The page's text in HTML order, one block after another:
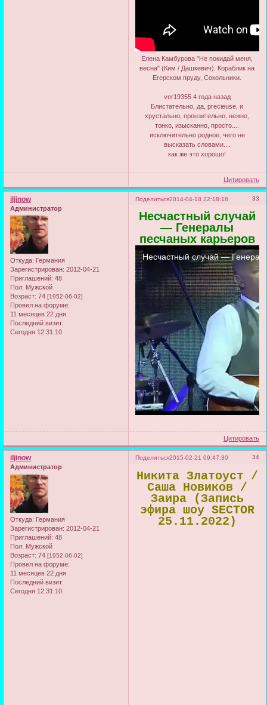
Елена Камбурова "Не покидай меня,
весна" (Ким / Дашкевич). Кораблик на
Егерском пруду, Сокольники.
ver19355 4 года назад
Блистательно, да, precieuse, и
хрустально, пронзительно, нежно,
тонко, изысканно, просто....
исключительно родное, чего не
высказать словами....
как же это хорошо!
Цитировать
Поделиться 33
2014-04-18 22:18:18
iljinow
Администратор
Откуда: Германия
Зарегистрирован: 2012-04-21
Приглашений: 48
Пол: Мужской
Возраст: 74 [1952-06-02]
Провел на форуме:
11 месяцев 22 дня
Последний визит:
Сегодня 12:31:10
Несчастный случай
— Генералы
песчаных карьеров
Цитировать
Поделиться 34
2015-02-21 09:47:30
iljinow
Администратор
Откуда: Германия
Зарегистрирован: 2012-04-21
Приглашений: 48
Пол: Мужской
Возраст: 74 [1952-06-02]
Провел на форуме:
11 месяцев 22 дня
Последний визит:
Сегодня 12:31:10
Никита Златоуст /
Саша Новиков /
Заира (Запись
эфира шоу SECTOR
25.11.2022)